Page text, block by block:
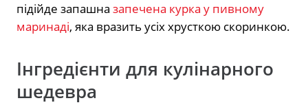
підійде запашна запечена курка у пивному
маринаді, яка вразить усіх хрусткою скоринкою.
Інгредієнти для кулінарного
шедевра